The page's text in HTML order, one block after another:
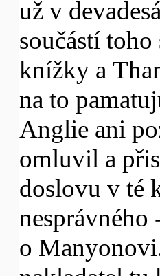
už v
součástí
knížky a
na to
Anglie ani
omluvil a
doslovu v té
nesprávného
o